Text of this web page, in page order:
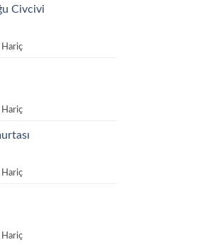
Civcivi
Hariç
Hariç
Hariç
Hariç